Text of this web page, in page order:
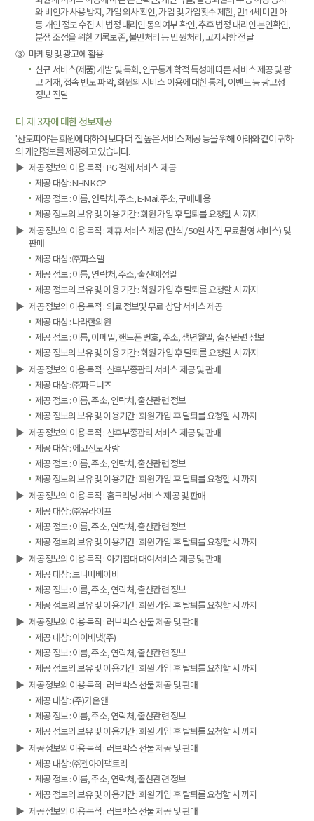
와 비인가 사용 방지, 가입 의사 확인, 가입 및 가입횟수 제한, 만14세 미만 아
동 개인 정보 수집 시 법정 대리인 동의여부 확인, 추후 법정 대리인 본인확인,
분쟁 조정을 위한 기록보존, 불만처리 등 민원처리, 고지사항 전달
③ 마케팅 및 광고에 활용
신규 서비스(제품) 개발 및 특화, 인구통계학적 특성에 따른 서비스 제공 및 광
고 게재, 접속 빈도 파악, 회원의 서비스 이용에 대한 통계, 이벤트 등 광고성
정보 전달
다. 제 3자에 대한 정보제공
'산모피아'는 회원에 대하여 보다 더 질 높은 서비스 제공 등을 위해 아래와 같이 귀하
의 개인정보를 제공하고 있습니다.
▶ 제공정보의 이용 목적 : PG 결제 서비스 제공
제공 대상 : NHN KCP
제공 정보 : 이름, 연락처, 주소, E-Mail 주소, 구매내용
제공 정보의 보유 및 이용 기간 : 회원 가입 후 탈퇴를 요청할 시 까지
▶ 제공정보의 이용 목적 : 제휴 서비스 제공 (만삭 / 50일 사진 무료촬영 서비스) 및
판매
제공 대상 : ㈜파스텔
제공 정보 : 이름, 연락처, 주소, 출산예정일
제공 정보의 보유 및 이용 기간 : 회원 가입 후 탈퇴를 요청할 시 까지
▶ 제공정보의 이용 목적 : 의료 정보및 무료 상담 서비스 제공
제공 대상 : 나라한의원
제공 정보 : 이름, 이메일, 핸드폰 번호, 주소, 생년월일, 출산관련 정보
제공 정보의 보유 및 이용 기간 : 회원 가입 후 탈퇴를 요청할 시 까지
▶ 제공정보의 이용 목적 : 산후부종관리 서비스 제공 및 판매
제공 대상 : ㈜파트너즈
제공 정보 : 이름, 주소, 연락처, 출산관련 정보
제공 정보의 보유 및 이용기간 : 회원 가입 후 탈퇴를 요청할 시 까지
▶ 제공정보의 이용 목적 : 산후부종관리 서비스 제공 및 판매
제공 대상 : 에코산모사랑
제공 정보 : 이름, 주소, 연락처, 출산관련 정보
제공 정보의 보유 및 이용기간 : 회원 가입 후 탈퇴를 요청할 시 까지
▶ 제공정보의 이용 목적 : 홈크리닝 서비스 제공 및 판매
제공 대상 : ㈜유라이프
제공 정보 : 이름, 주소, 연락처, 출산관련 정보
제공 정보의 보유 및 이용기간 : 회원 가입 후 탈퇴를 요청할 시 까지
▶ 제공정보의 이용 목적 : 아기침대 대여서비스 제공 및 판매
제공 대상 : 보니따베이비
제공 정보 : 이름, 주소, 연락처, 출산관련 정보
제공 정보의 보유 및 이용기간 : 회원 가입 후 탈퇴를 요청할 시 까지
▶ 제공정보의 이용 목적 : 러브박스 선물 제공 및 판매
제공 대상 : 아이배냇(주)
제공 정보 : 이름, 주소, 연락처, 출산관련 정보
제공 정보의 보유 및 이용기간 : 회원 가입 후 탈퇴를 요청할 시 까지
▶ 제공정보의 이용 목적 : 러브박스 선물 제공 및 판매
제공 대상 : (주)가온앤
제공 정보 : 이름, 주소, 연락처, 출산관련 정보
제공 정보의 보유 및 이용기간 : 회원 가입 후 탈퇴를 요청할 시 까지
▶ 제공정보의 이용 목적 : 러브박스 선물 제공 및 판매
제공 대상 : ㈜젠아이팩토리
제공 정보 : 이름, 주소, 연락처, 출산관련 정보
제공 정보의 보유 및 이용기간 : 회원 가입 후 탈퇴를 요청할 시 까지
▶ 제공정보의 이용 목적 : 러브박스 선물 제공 및 판매